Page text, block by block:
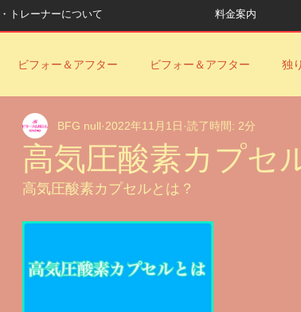
トレーナーについて 料金案内
ビフォー＆アフター ビフォー＆アフター 独
ビリーフ古川ジムコロナ対策 YouTube動画
いプロテインシェイクの作り方YouTubeのご案内
高気圧酸素カプセ
BFG null 2022年11月1日 読了時間: 2分
高気圧酸素カプセルとは？